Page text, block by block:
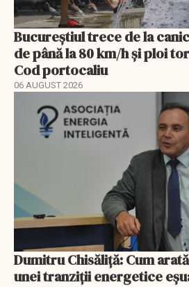
Bucureștiul trece de la
de până la 80 km/h și ploi
Cod portocaliu
06 AUGUST 2026
Dumitru Chisăliță: Cum
unei tranziții energetice